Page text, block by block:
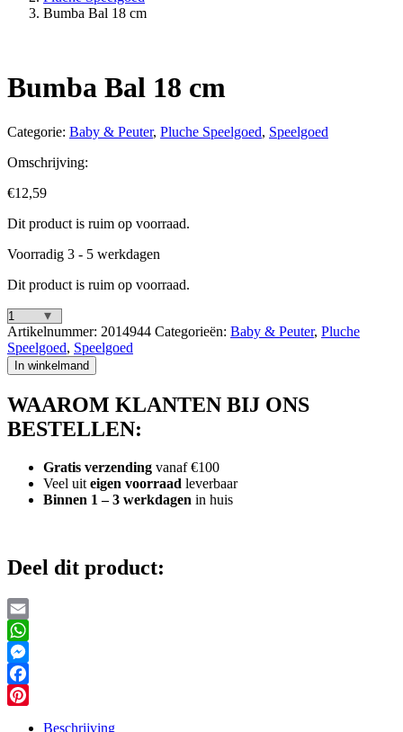
Bumba Bal 18 cm
Bumba Bal 18 cm
Categorie: Baby & Peuter, Pluche Speelgoed, Speelgoed
Omschrijving:
€12,59
Dit product is ruim op voorraad.
Voorradig 3 - 5 werkdagen
Dit product is ruim op voorraad.
Bumba
Bal
18
cm
Artikelnummer: 2014944 Categorieën: Baby & Peuter, Pluche
Speelgoed, Speelgoed
In winkelmand
WAAROM KLANTEN BIJ ONS
BESTELLEN:
Gratis verzending vanaf €100
Veel uit eigen voorraad leverbaar
Binnen 1 – 3 werkdagen in huis
Deel dit product:
Email
WhatsApp
Messenger
Facebook
Beschrijving